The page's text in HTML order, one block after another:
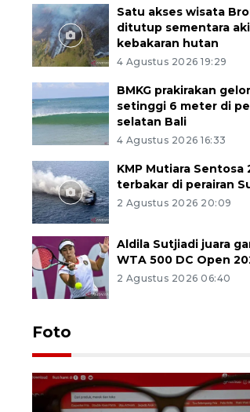
Satu akses wisata
ditutup sementara
kebakaran hutan
4 Agustus 2026 19:29
BMKG prakirakan
setinggi 6 meter di
selatan Bali
4 Agustus 2026 16:33
KMP Mutiara Sentosa
terbakar di perairan
2 Agustus 2026 20:09
Aldila Sutjiadi juara
WTA 500 DC Open
2 Agustus 2026 06:40
Foto